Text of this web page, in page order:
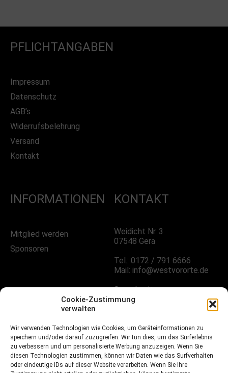
Cookie-Zustimmung
verwalten
Wir verwenden Technologien wie Cookies, um Geräteinformationen zu
speichern und/oder darauf zuzugreifen. Wir tun dies, um das Surferlebnis
zu verbessern und um personalisierte Werbung anzuzeigen. Wenn Sie
diesen Technologien zustimmen, können wir Daten wie das Surfverhalten
oder eindeutige IDs auf dieser Website verarbeiten. Wenn Sie Ihre
PFLICHTANGABEN
Impressum
Datenschutz
AGB’s
Widerrufsbelehrung
Versand
Kontakt
INFORMATIONEN
Mitglied werden
Sponsoren
KONTAKT
Weidicht Nr. 3
07548 Gera
Tel.: 0172 / 791 6666
Mail: info@westvororte.de
Sprechzeiten:
Nach Vereinbarung
FOLGE UNS!
Facebook